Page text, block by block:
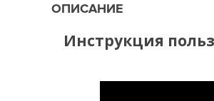
ОПИСАНИЕ
Инструкция